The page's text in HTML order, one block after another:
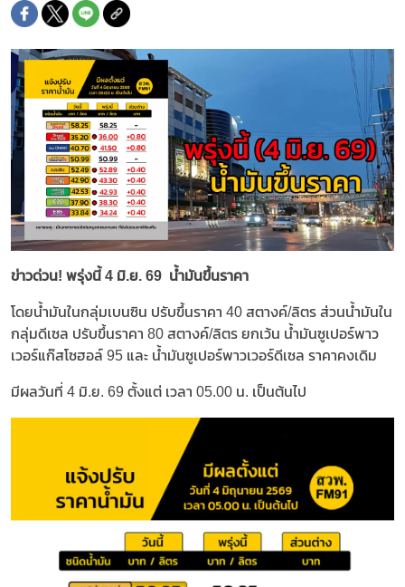
ข่าวด่วน! พรุ่งนี้ 4 มิ.ย. 69 น้ำมันขึ้นราคา
โดยน้ำมันในกลุ่มเบนซิน ปรับขึ้นราคา 40 สตางค์/ลิตร ส่วนน้ำมันใน
กลุ่มดีเซล ปรับขึ้นราคา 80 สตางค์/ลิตร ยกเว้น น้ำมันซูเปอร์พาว
เวอร์แก๊สโซฮอล์ 95 และ น้ำมันซูเปอร์พาวเวอร์ดีเซล ราคาคงเดิม
มีผลวันที่ 4 มิ.ย. 69 ตั้งแต่ เวลา 05.00 น. เป็นต้นไป